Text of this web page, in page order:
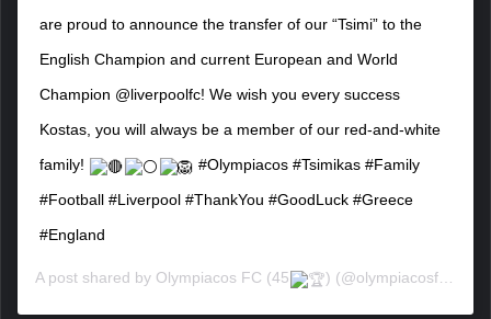
are proud to announce the transfer of our “Tsimi” to the
English Champion and current European and World
Champion @liverpoolfc! We wish you every success
Kostas, you will always be a member of our red-and-white
family!
#Olympiacos #Tsimikas #Family
#Football #Liverpool #ThankYou #GoodLuck #Greece
#England
A post shared by Olympiacos FC (45 ) (@olympiacosfc) on